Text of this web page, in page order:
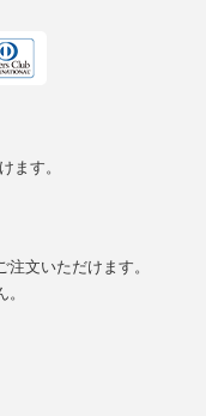
ます。
文いただけます。